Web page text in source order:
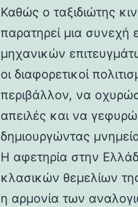
Καθώς ο ταξιδιώτης
παρατηρεί μια συνεχή
μηχανικών
οι διαφορετικοί
περιβάλλον, να
απειλές και να
δημιουργώντας
Η αφετηρία στην
κλασικών θεμελίων
η αρμονία των